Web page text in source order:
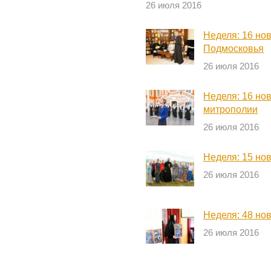
26 июля 2016
Неделя: 16
Подмосковья
26 июля 2016
Неделя: 16
митрополии
26 июля 2016
Неделя: 15
26 июля 2016
Неделя: 48
26 июля 2016